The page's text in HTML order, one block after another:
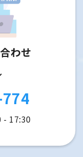
わせ
- 17:30